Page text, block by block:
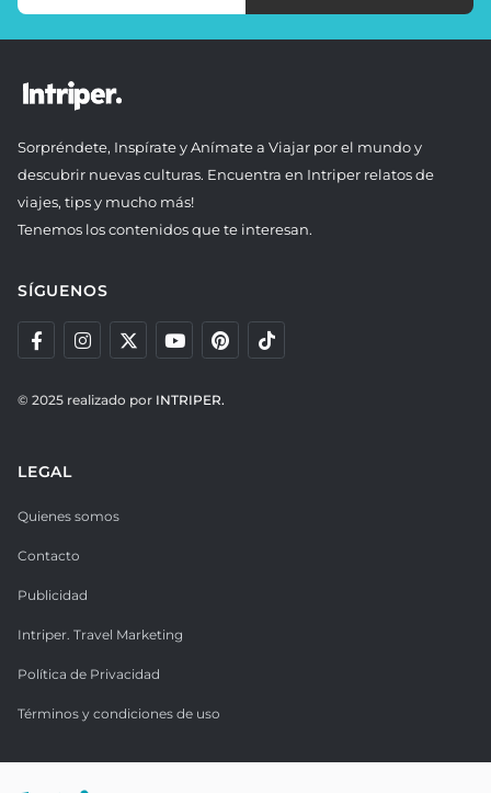
Sorpréndete, Inspírate y Anímate a Viajar por el mundo y
descubrir nuevas culturas. Encuentra en Intriper relatos de
viajes, tips y mucho más!
Tenemos los contenidos que te interesan.
SÍGUENOS
© 2025 realizado por INTRIPER.
LEGAL
Quienes somos
Contacto
Publicidad
Intriper. Travel Marketing
Política de Privacidad
Términos y condiciones de uso